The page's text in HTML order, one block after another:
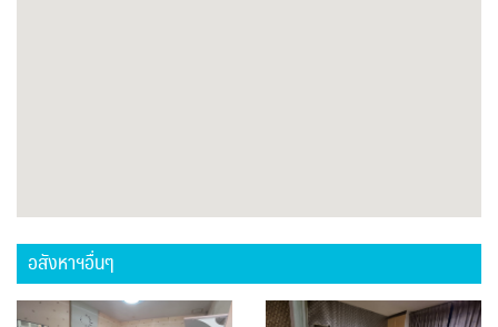
อสังหาฯอื่นๆ